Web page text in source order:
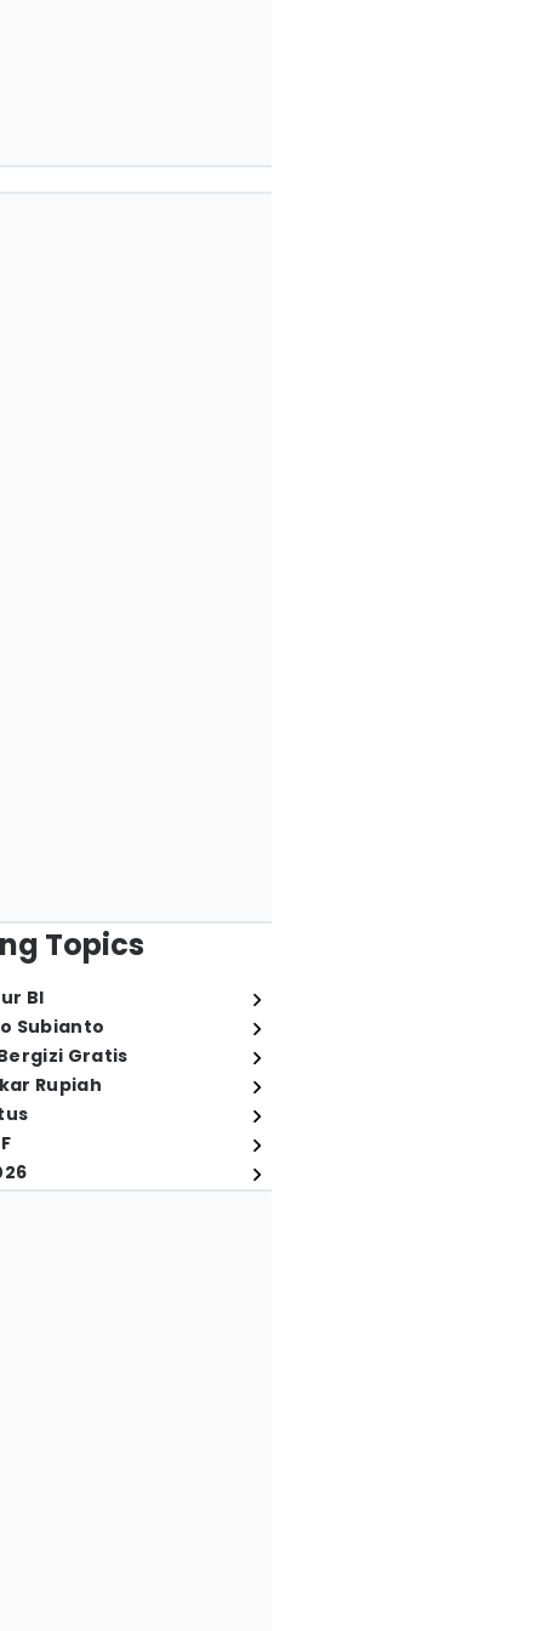
Topics
BI
Subianto
Gratis
Rupiah